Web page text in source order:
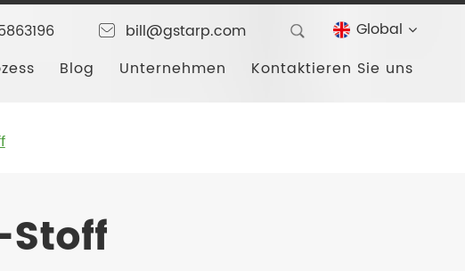
bill@gstarp.com
Global
Blog Unternehmen Kontaktieren Sie uns